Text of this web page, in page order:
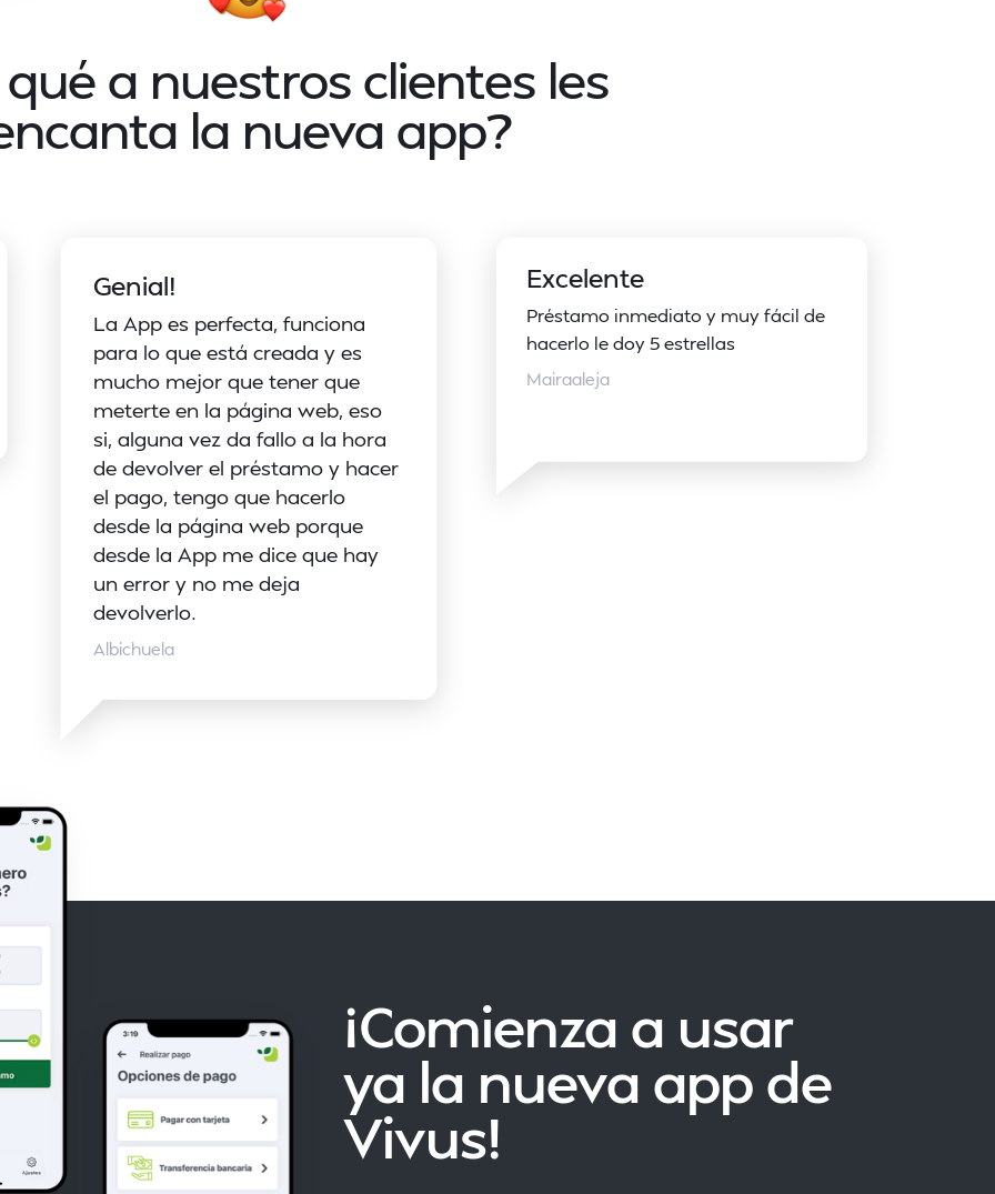
a nuestros clientes les
la nueva app?
Genial!
La App es perfecta, funciona
para lo que está creada y es
mucho mejor que tener que
meterte en la página web, eso
si, alguna vez da fallo a la hora
de devolver el préstamo y hacer
el pago, tengo que hacerlo
desde la página web porque
desde la App me dice que hay
un error y no me deja
devolverlo.
Albichuela
Excelente
Préstamo inmediato y muy fácil de
hacerlo le doy 5 estrellas
Mairaaleja
¡Comienza a usar
ya la nueva app de
Vivus!